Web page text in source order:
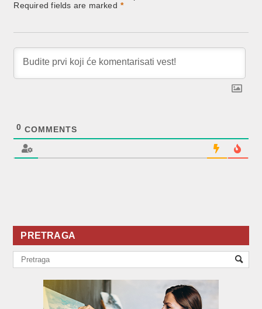
Required fields are marked *
0 COMMENTS
PRETRAGA